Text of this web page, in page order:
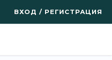
ВХОД / РЕГИСТРАЦИЯ